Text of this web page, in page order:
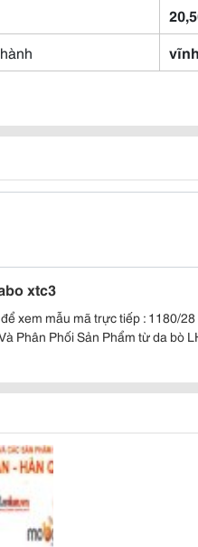
xtc3
xem mẫu mã trực tiếp : 1180/
Phân Phối Sản Phẩm từ da bò